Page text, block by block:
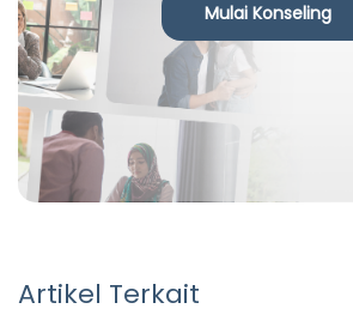
Mulai Konseling
Artikel Terkait